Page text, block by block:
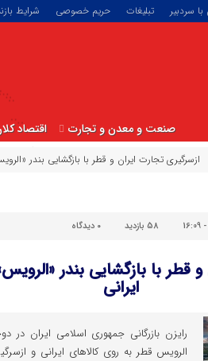
سردبیر تبلیغات حریم خصوصی شرایط
صنعت و معدن و تجارت اقتصاد
ازسرگیری تجارت ایران و قطر با بازگشایی بندر
58 بازدید ۰ دیدگاه
قطر با بازگشایی بندر
ایرانی
رایزن بازرگانی جمهوری اسلامی ایران در
الرویس قطر به روی کالاهای ایرانی و